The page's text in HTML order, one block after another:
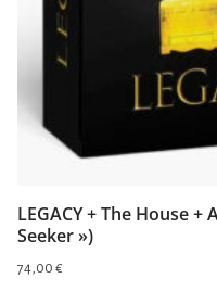
LEGACY + The House
Seeker »)
74,00 €